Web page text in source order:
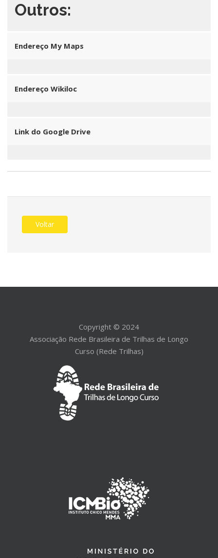
Outros:
Endereço My Maps
Endereço Wikiloc
Link do Google Drive
Voltar
Copyright © 2024
Associação Rede Brasileira de Trilhas de Longo
Curso (Rede Trilhas)